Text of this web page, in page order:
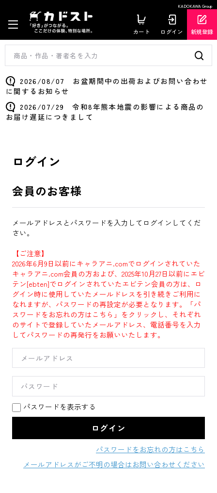
KADOKAWA Group
カート ログイン 新規登録
2026/08/07 お盆期間中の出荷およびお問い合わせ
に関するお知らせ
2026/07/29 令和8年熊本地震の影響による商品の
お届け遅延につきまして
ログイン
会員のお客様
メールアドレスとパスワードを入力してログインしてくだ
さい。
【ご注意】
2026年6月9日以前にキャラアニ.comでログインされていた
キャラアニ.com会員の方および、2025年10月27日以前にエビ
テン[ebten]でログインされていたエビテン会員の方は、ロ
グイン時に使用していたメールドレスを引き続きご利用に
なれますが、パスワードの再設定が必要となります。「パ
スワードをお忘れの方はこちら」をクリックし、それぞれ
のサイトで登録していたメールアドレス、電話番号を入力
してパスワードの再発行をお願いいたします。
パスワードを表示する
パスワードをお忘れの方はこちら
メールアドレスがご不明の場合はお問い合わせください